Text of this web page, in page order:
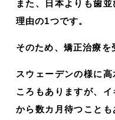
また、日本よりも歯
理由の1つです。
そのため、矯正治療を
スウェーデンの様に
ころもありますが、
から数カ月待つこと